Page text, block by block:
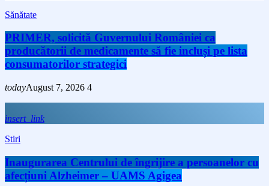
Sănătate
PRIMER, solicită Guvernului României ca
producătorii de medicamente să fie incluși pe lista
consumatorilor strategici
todayAugust 7, 2026 4
insert_link
Stiri
Inaugurarea Centrului de îngrijire a persoanelor cu
afecțiuni Alzheimer – UAMS Agigea